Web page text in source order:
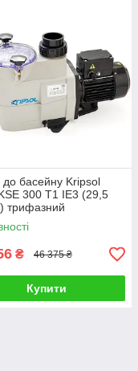
до басейну Kripsol
300 T1 IE3 (29,5
трифазний
₴ 46 375 ₴
Купити